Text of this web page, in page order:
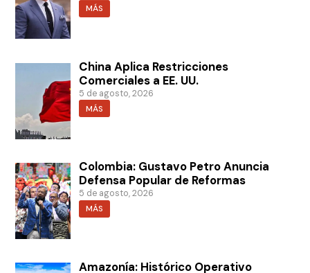
MÁS
China Aplica Restricciones
Comerciales a EE. UU.
5 de agosto, 2026
MÁS
Colombia: Gustavo Petro Anuncia
Defensa Popular de Reformas
5 de agosto, 2026
MÁS
Amazonía: Histórico Operativo